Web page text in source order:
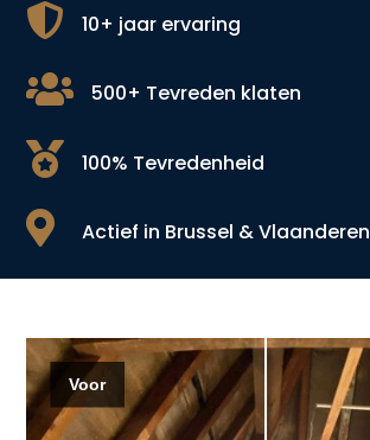
 10+ jaar ervaring
 500+ Tevreden klaten
 100% Tevredenheid
 Actief in Brussel & Vlaanderen
Voor